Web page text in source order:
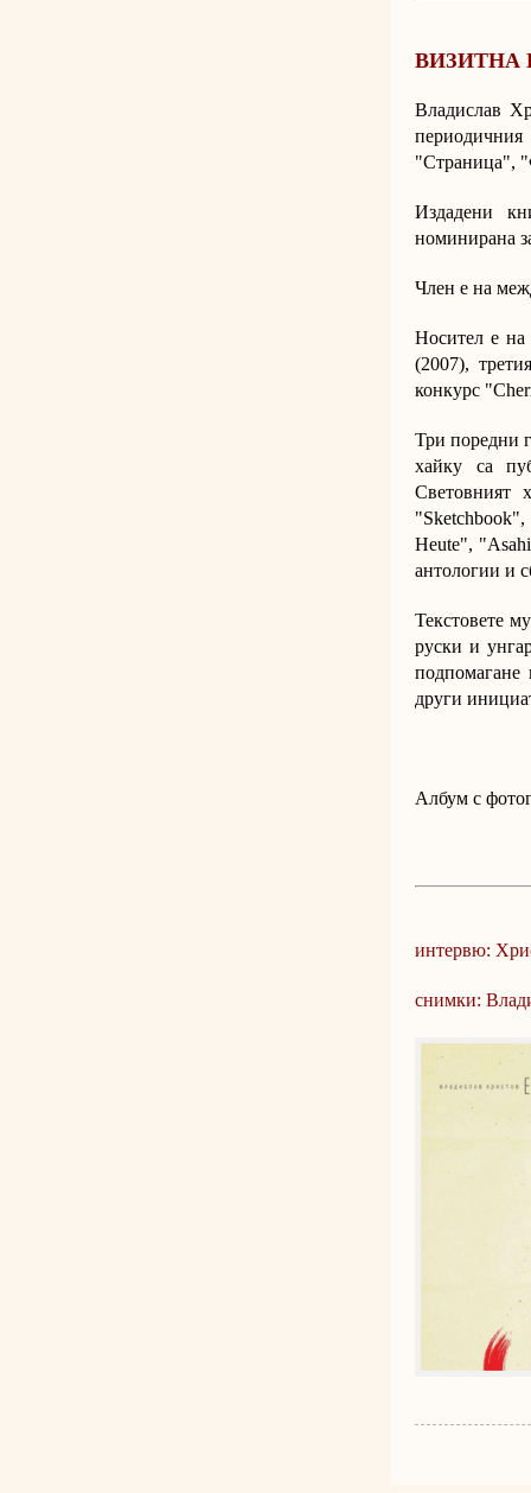
ВИЗИТНА
Владислав
"Страница",
Издадени
номинирана
Член e на
Носител е на
(2007),
конкурс
Три поредни
хайку са
Heute",
антологии и
Текстовете
руски и
подпомагане
други
Албум с
интервю:
снимки: